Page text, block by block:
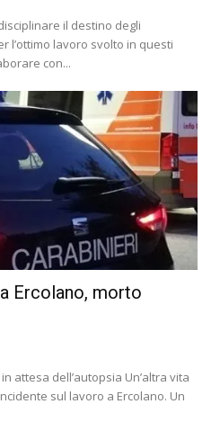
il destino degli
l’ottimo lavoro svolto in questi
con...
Ercolano, morto
attesa dell’autopsia Un’altra vita
sul lavoro a Ercolano. Un